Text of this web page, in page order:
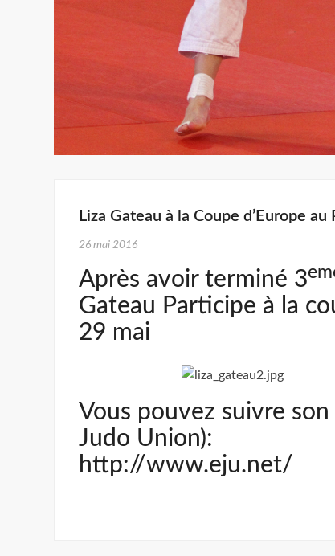
Liza Gateau à la Coupe d’Europe au
26 mai 2016
Après avoir terminé 3
Gateau Participe à la
29 mai
Vous pouvez suivre son
Judo Union):
http://www.eju.net/